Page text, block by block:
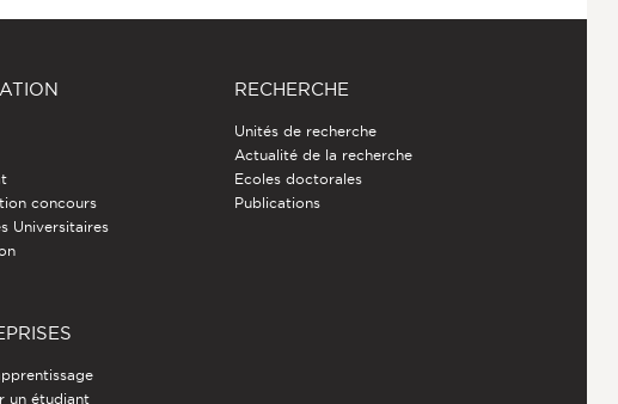
concours
Universitaires
RECHERCHE
Unités de recherche
Actualité de la recherche
Ecoles doctorales
Publications
un étudiant